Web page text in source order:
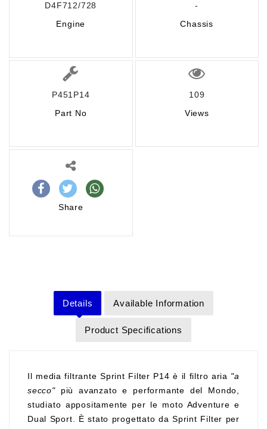
D4F712/728
Engine
-
Chassis
P451P14
Part No
109
Views
Share
Details Available Information
Product Specifications
Il media filtrante Sprint Filter P14 è il filtro aria "a
secco"più avanzato e performante del Mondo,
studiato appositamente per le moto Adventure e
Dual Sport. È stato progettato da Sprint Filter per